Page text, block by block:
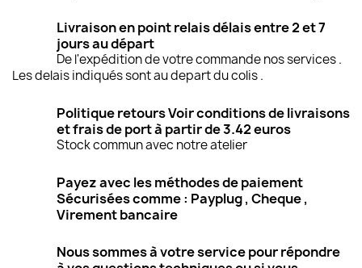
Livraison en point relais délais entre 2 et 7
jours au départ
De l'expédition de votre commande nos services .
Les delais indiqués sont au depart du colis .
Politique retours Voir conditions de livraisons
et frais de port à partir de 3.42 euros
Stock commun avec notre atelier
Payez avec les méthodes de paiement
Sécurisées comme : Payplug , Cheque ,
Virement bancaire
Nous sommes à votre service pour répondre